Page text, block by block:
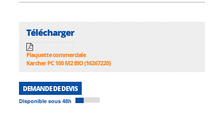
Télécharger
Plaquette commerciale
Karcher PC 100 M2 BIO (16267220)
DEMANDE DE DEVIS
Disponible sous 48h